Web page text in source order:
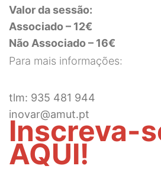
Valor da sessão:
Associado – 12€
Não Associado – 16€
Para mais informações:
tlm: 935 481 944
inovar@amut.pt
Inscreva-
AQUI!